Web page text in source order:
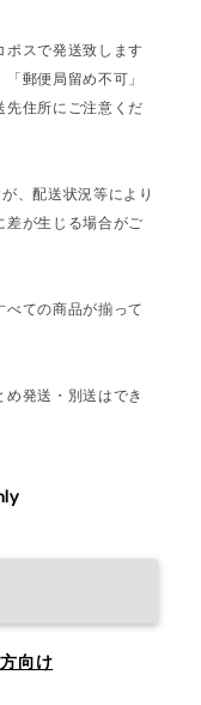
スで発送致します
郵便局留め不可」
先住所にご注意くだ
、配送状況等により
差が生じる場合がご
ての商品が揃って
発送・別送はでき
向け